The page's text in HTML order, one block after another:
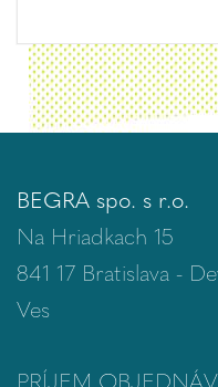
BEGRA spo. s r.o.
Na Hriadkach 15
841 17 Bratislava -
Ves
PRÍJEM